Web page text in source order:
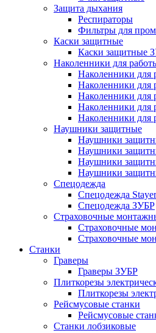
Защита дыхания
Респираторы
Фильтры для
Каски защитные
Каски защитные
Наколенники для
Наколенники для
Наколенники для
Наколенники для
Наколенники для
Наколенники
Наушники защитные
Наушники
Наушники
Наушники
Наушники
Спецодежда
Спецодежда Stayer
Спецодежда ЗУБР
Страховочные
Страховочные
Страховочные
Станки
Граверы
Граверы ЗУБР
Плиткорезы
Плиткорезы
Рейсмусовые станки
Рейсмусовые
Станки лобзиковые